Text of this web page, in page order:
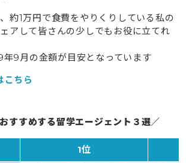
約1万円で食費をやりくりしている私の
アして皆さんの少しでもお役に立てれ
9月の金額が目安となっています
こちら
すすめする留学エージェント３選／
1位